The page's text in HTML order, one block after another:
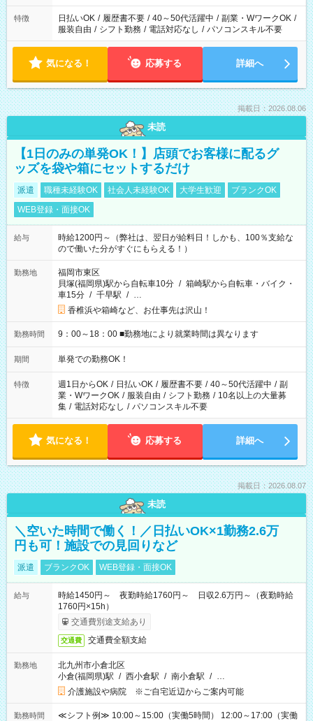
特徴 日払いOK / 履歴書不要 / 40～50代活躍中 / 副業・WワークOK /
服装自由 / シフト勤務 / 電話対応なし / パソコンスキル不要
気になる！ 応募する 詳細へ
掲載日：2026.08.06
未読
【1日のみの単発OK！】店頭でお客様に配るグ
ッズを袋や箱にセットするだけ
派遣 職種未経験OK 社会人未経験OK 大学生歓迎
ブランクOK
WEB登録・面接OK
給与
時給1200円～（弊社は、翌日が給料日！しかも、100％支給な
ので働いた分がすぐにもらえる！）
勤務地
福岡市東区
貝塚(福岡県)駅から自転車10分 / 箱崎駅から自転車・バイク・
車15分 / 千早駅 / …
香椎浜や箱崎など、お仕事先は沢山！
勤務時間 9：00～18：00 ■勤務地により就業時間は異なります
期間 単発での勤務OK！
特徴 週1日からOK / 日払いOK / 履歴書不要 / 40～50代活躍中 / 副
業・WワークOK / 服装自由 / シフト勤務 / 10名以上の大量募
集 / 電話対応なし / パソコンスキル不要
気になる！ 応募する 詳細へ
掲載日：2026.08.07
未読
＼空いた時間で働く！／日払いOK×1勤務2.6万
円も可！施設での見回りなど
派遣 ブランクOK WEB登録・面接OK
給与
時給1450円～ 夜勤時給1760円～ 日収2.6万円～（夜勤時給
1760円×15h）
交通費別途支給あり
交通費 交通費全額支給
勤務地
北九州市小倉北区
小倉(福岡県)駅 / 西小倉駅 / 南小倉駅 / …
介護施設や病院 ※ご自宅近辺からご案内可能
勤務時間
≪シフト例≫ 10:00～15:00（実働5時間） 12:00～17:00（実働